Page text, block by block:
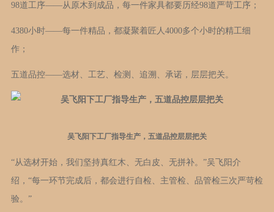
98道工序——从原木到成品，每一件家具都要历经98道严苛工序；
4380小时——每一件精品，都凝聚着匠人4000多个小时的精工细
作；
五道品控——选材、工艺、检测、追溯、承诺，层层把关。
吴飞阳下工厂指导生产，五道品控层层把关
“从选材开始，我们坚持真红木、无白皮、无拼补。”吴飞阳介
绍，“每一环节完成后，都会进行自检、主管检、品管检三次严苛检
验。”